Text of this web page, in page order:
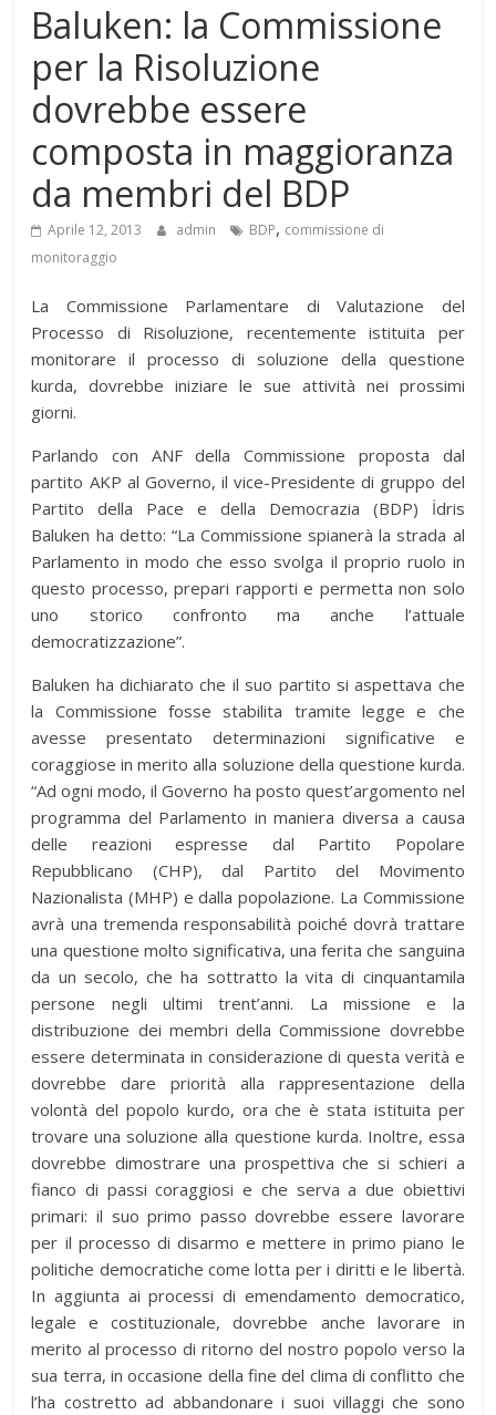
Baluken: la Commissione
per la Risoluzione
dovrebbe essere
composta in maggioranza
da membri del BDP
Aprile 12, 2013 admin BDP, commissione di
monitoraggio
La Commissione Parlamentare di Valutazione del
Processo di Risoluzione, recentemente istituita per
monitorare il processo di soluzione della questione
kurda, dovrebbe iniziare le sue attività nei prossimi
giorni.
Parlando con ANF della Commissione proposta dal
partito AKP al Governo, il vice-Presidente di gruppo del
Partito della Pace e della Democrazia (BDP) İdris
Baluken ha detto: “La Commissione spianerà la strada al
Parlamento in modo che esso svolga il proprio ruolo in
questo processo, prepari rapporti e permetta non solo
uno storico confronto ma anche l’attuale
democratizzazione”.
Baluken ha dichiarato che il suo partito si aspettava che
la Commissione fosse stabilita tramite legge e che
avesse presentato determinazioni significative e
coraggiose in merito alla soluzione della questione kurda.
“Ad ogni modo, il Governo ha posto quest’argomento nel
programma del Parlamento in maniera diversa a causa
delle reazioni espresse dal Partito Popolare
Repubblicano (CHP), dal Partito del Movimento
Nazionalista (MHP) e dalla popolazione. La Commissione
avrà una tremenda responsabilità poiché dovrà trattare
una questione molto significativa, una ferita che sanguina
da un secolo, che ha sottratto la vita di cinquantamila
persone negli ultimi trent’anni. La missione e la
distribuzione dei membri della Commissione dovrebbe
essere determinata in considerazione di questa verità e
dovrebbe dare priorità alla rappresentazione della
volontà del popolo kurdo, ora che è stata istituita per
trovare una soluzione alla questione kurda. Inoltre, essa
dovrebbe dimostrare una prospettiva che si schieri a
fianco di passi coraggiosi e che serva a due obiettivi
primari: il suo primo passo dovrebbe essere lavorare
per il processo di disarmo e mettere in primo piano le
politiche democratiche come lotta per i diritti e le libertà.
In aggiunta ai processi di emendamento democratico,
legale e costituzionale, dovrebbe anche lavorare in
merito al processo di ritorno del nostro popolo verso la
sua terra, in occasione della fine del clima di conflitto che
l’ha costretto ad abbandonare i suoi villaggi che sono